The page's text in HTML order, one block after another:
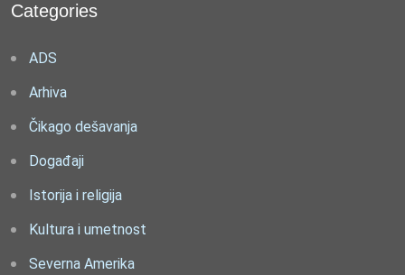
Categories
ADS
Arhiva
Čikago dešavanja
Događaji
Istorija i religija
Kultura i umetnost
Severna Amerika